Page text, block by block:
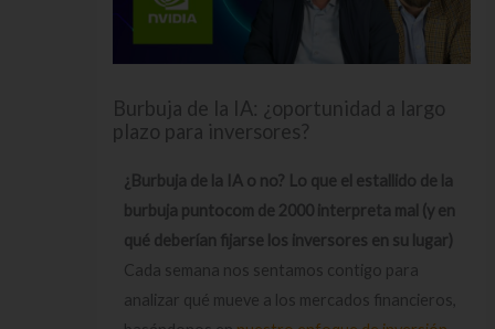
Burbuja de la IA: ¿oportunidad a largo
plazo para inversores?
¿Burbuja de la IA o no? Lo que el estallido de la
burbuja puntocom de 2000 interpreta mal (y en
qué deberían fijarse los inversores en su lugar)
Cada semana nos sentamos contigo para
analizar qué mueve a los mercados financieros,